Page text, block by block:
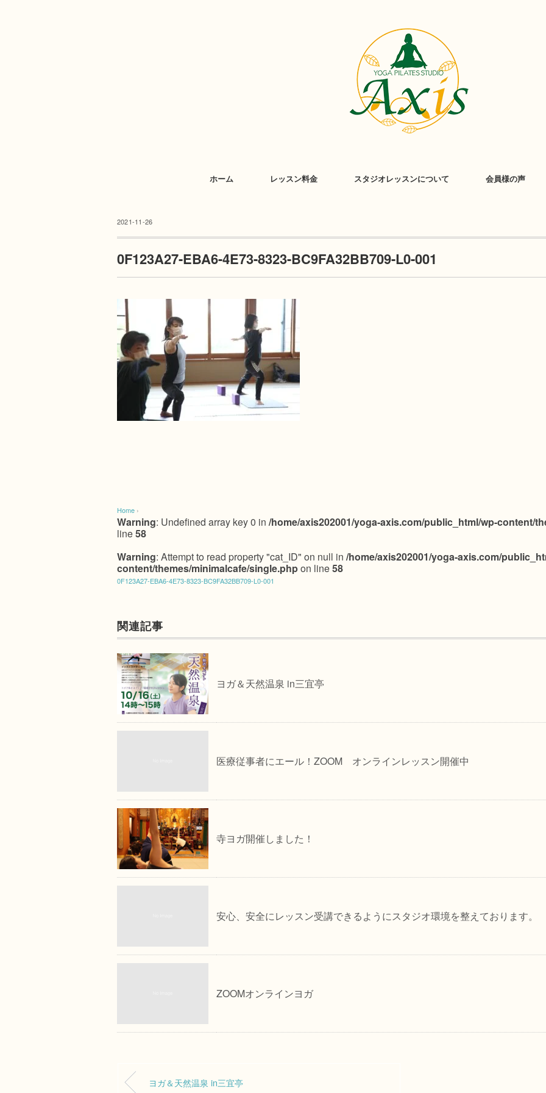
ホーム レッスン料金 スタジオレッスンについて 会員様の声
2021-11-26
0F123A27-EBA6-4E73-8323-BC9FA32BB709-L0-001
Home ›
Warning: Undefined array key 0 in /home/axis202001/yoga-axis.com/public_html/wp-content/
line58
Warning: Attempt to read property "cat_ID" on null in /home/axis202001/yoga-axis.com/
content/themes/minimalcafe/single.phpon line58
0F123A27-EBA6-4E73-8323-BC9FA32BB709-L0-001
関連記事
ヨガ＆天然温泉 in三宜亭
医療従事者にエール！ZOOM オンラインレッスン開催中
寺ヨガ開催しました！
安心、安全にレッスン受講できるようにスタジオ環境を整えております。
ZOOMオンラインヨガ
ヨガ＆天然温泉 in三宜亭